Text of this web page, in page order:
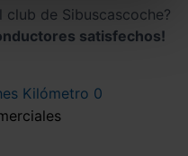
de Sibuscascoche?
satisfechos!
Kilómetro 0